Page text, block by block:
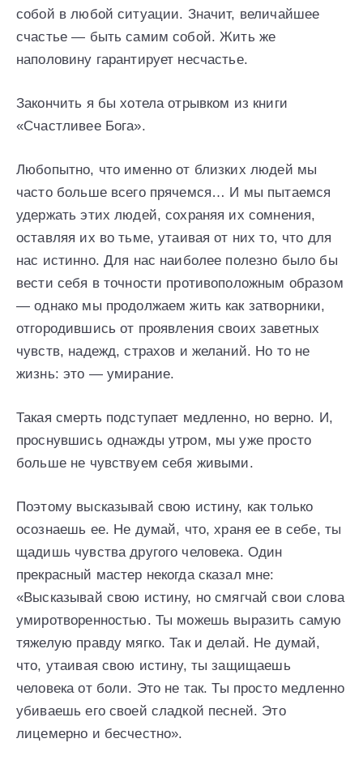
собой в любой ситуации. Значит, величайшее
счастье — быть самим собой. Жить же
наполовину гарантирует несчастье.
Закончить я бы хотела отрывком из книги
«Счастливее Бога».
Любопытно, что именно от близких людей мы
часто больше всего прячемся… И мы пытаемся
удержать этих людей, сохраняя их сомнения,
оставляя их во тьме, утаивая от них то, что для
нас истинно. Для нас наиболее полезно было бы
вести себя в точности противоположным образом
— однако мы продолжаем жить как затворники,
отгородившись от проявления своих заветных
чувств, надежд, страхов и желаний. Но то не
жизнь: это — умирание.
Такая смерть подступает медленно, но верно. И,
проснувшись однажды утром, мы уже просто
больше не чувствуем себя живыми.
Поэтому высказывай свою истину, как только
осознаешь ее. Не думай, что, храня ее в себе, ты
щадишь чувства другого человека. Один
прекрасный мастер некогда сказал мне:
«Высказывай свою истину, но смягчай свои слова
умиротворенностью. Ты можешь выразить самую
тяжелую правду мягко. Так и делай. Не думай,
что, утаивая свою истину, ты защищаешь
человека от боли. Это не так. Ты просто медленно
убиваешь его своей сладкой песней. Это
лицемерно и бесчестно».